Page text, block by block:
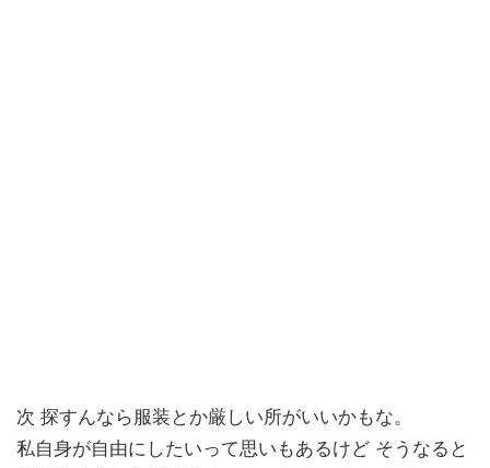
次 探すんなら服装とか厳しい所がいいかもな。
私自身が自由にしたいって思いもあるけど そうなると